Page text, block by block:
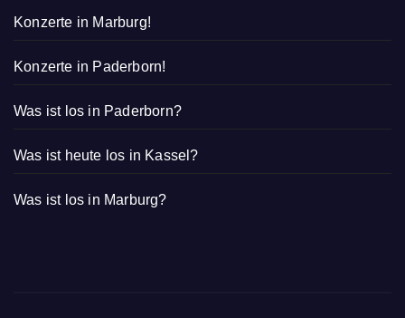
Konzerte in Marburg!
Konzerte in Paderborn!
Was ist los in Paderborn?
Was ist heute los in Kassel?
Was ist los in Marburg?